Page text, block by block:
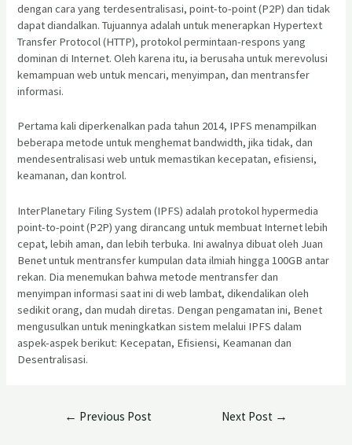
dengan cara yang terdesentralisasi, point-to-point (P2P) dan tidak
dapat diandalkan. Tujuannya adalah untuk menerapkan Hypertext
Transfer Protocol (HTTP), protokol permintaan-respons yang
dominan di Internet. Oleh karena itu, ia berusaha untuk merevolusi
kemampuan web untuk mencari, menyimpan, dan mentransfer
informasi.
Pertama kali diperkenalkan pada tahun 2014, IPFS menampilkan
beberapa metode untuk menghemat bandwidth, jika tidak, dan
mendesentralisasi web untuk memastikan kecepatan, efisiensi,
keamanan, dan kontrol.
InterPlanetary Filing System (IPFS) adalah protokol hypermedia
point-to-point (P2P) yang dirancang untuk membuat Internet lebih
cepat, lebih aman, dan lebih terbuka. Ini awalnya dibuat oleh Juan
Benet untuk mentransfer kumpulan data ilmiah hingga 100GB antar
rekan. Dia menemukan bahwa metode mentransfer dan
menyimpan informasi saat ini di web lambat, dikendalikan oleh
sedikit orang, dan mudah diretas. Dengan pengamatan ini, Benet
mengusulkan untuk meningkatkan sistem melalui IPFS dalam
aspek-aspek berikut: Kecepatan, Efisiensi, Keamanan dan
Desentralisasi.
← Previous Post Next Post →